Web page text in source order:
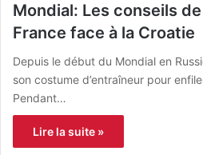
Mondial: Les conseils
France face à la Croatie
Depuis le début du Mondial en
son costume d’entraîneur pour
Pendant…
Lire la suite »